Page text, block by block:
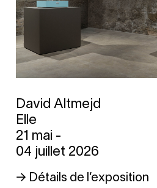
David Altmejd
Elle
21 mai -
04 juillet 2026
→ Détails de l’exposition